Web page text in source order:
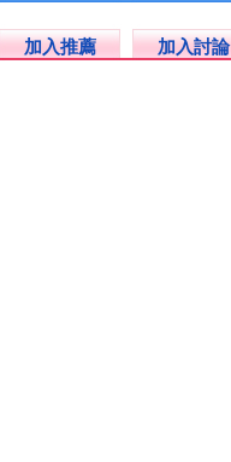
加入推薦 加入討論